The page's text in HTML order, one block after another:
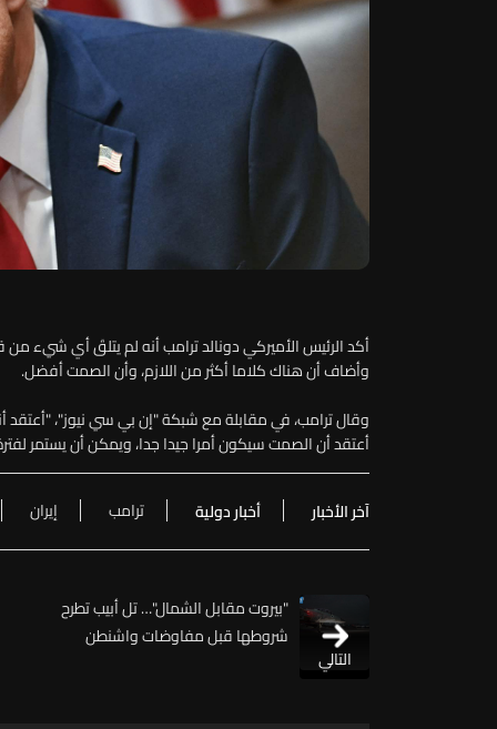
أكد الرئيس الأميركي دونالد ترامب أنه لم يتلقَ أي شيء من
وأضاف أن هناك كلاما أكثر من اللازم، وأن الصمت أفضل.
وقال ترامب، في مقابلة مع شبكة "إن بي سي نيوز"، "أعتقد
أعتقد أن الصمت سيكون أمرا جيدا جدا، ويمكن أن يستمر
آخر الأخبار أخبار دولية ترامب إيران
التالي
"بيروت مقابل الشمال"… تل أبيب تطرح
شروطها قبل مفاوضات واشنطن